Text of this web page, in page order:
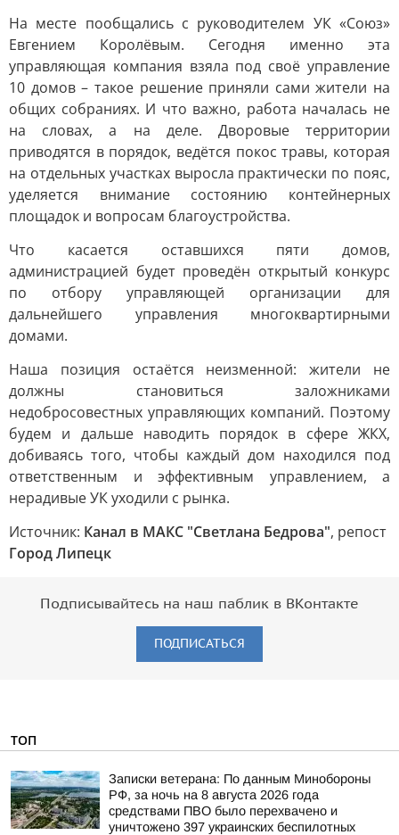
На месте пообщались с руководителем УК «Союз»
Евгением Королёвым. Сегодня именно эта
управляющая компания взяла под своё управление
10 домов – такое решение приняли сами жители на
общих собраниях. И что важно, работа началась не
на словах, а на деле. Дворовые территории
приводятся в порядок, ведётся покос травы, которая
на отдельных участках выросла практически по пояс,
уделяется внимание состоянию контейнерных
площадок и вопросам благоустройства.
Что касается оставшихся пяти домов,
администрацией будет проведён открытый конкурс
по отбору управляющей организации для
дальнейшего управления многоквартирными
домами.
Наша позиция остаётся неизменной: жители не
должны становиться заложниками
недобросовестных управляющих компаний. Поэтому
будем и дальше наводить порядок в сфере ЖКХ,
добиваясь того, чтобы каждый дом находился под
ответственным и эффективным управлением, а
нерадивые УК уходили с рынка.
Источник: Канал в МАКС "Светлана Бедрова", репост
Город Липецк
Подписывайтесь на наш паблик в ВКонтакте
ПОДПИСАТЬСЯ
ТОП
Записки ветерана: По данным Минобороны
РФ, за ночь на 8 августа 2026 года
средствами ПВО было перехвачено и
уничтожено 397 украинских беспилотных